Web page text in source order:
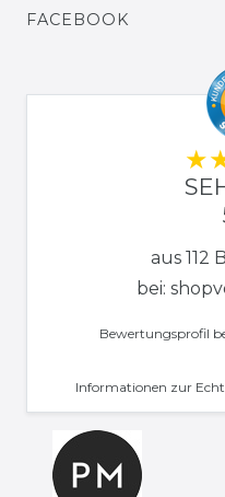
FACEBOOK
aus 112
bei:
Bewertungsprofil
Informationen zur